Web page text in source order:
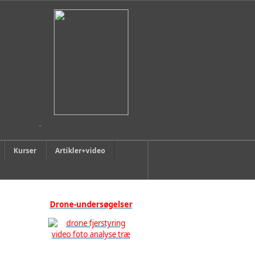
Kurser
Artikler+video
Drone-undersøgelser